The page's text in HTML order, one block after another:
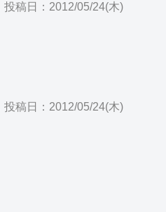
投稿日：2012/05/24(木)
投稿日：2012/05/24(木)